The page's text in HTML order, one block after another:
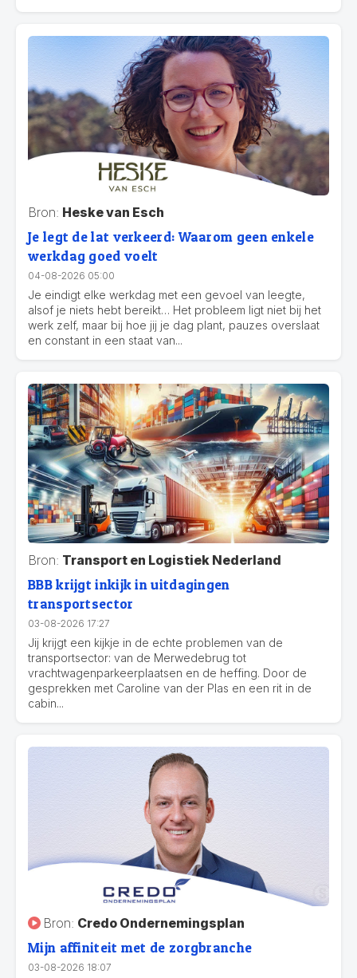
Bron: Heske van Esch
Je legt de lat verkeerd: Waarom geen enkele
werkdag goed voelt
04-08-2026 05:00
Je eindigt elke werkdag met een gevoel van leegte,
alsof je niets hebt bereikt… Het probleem ligt niet bij het
werk zelf, maar bij hoe jij je dag plant, pauzes overslaat
en constant in een staat van...
Bron: Transport en Logistiek Nederland
BBB krijgt inkijk in uitdagingen
transportsector
03-08-2026 17:27
Jij krijgt een kijkje in de echte problemen van de
transportsector: van de Merwedebrug tot
vrachtwagenparkeerplaatsen en de heffing. Door de
gesprekken met Caroline van der Plas en een rit in de
cabin...
Bron: Credo Ondernemingsplan
Mijn affiniteit met de zorgbranche
03-08-2026 18:07